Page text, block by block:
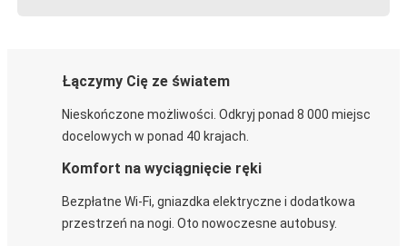
Łączymy Cię ze światem
Nieskończone możliwości. Odkryj ponad 8 000 miejsc
docelowych w ponad 40 krajach.
Komfort na wyciągnięcie ręki
Bezpłatne Wi-Fi, gniazdka elektryczne i dodatkowa
przestrzeń na nogi. Oto nowoczesne autobusy.